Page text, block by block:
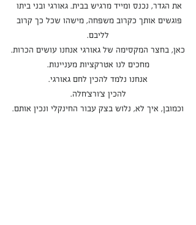
את הגדר, נכנס ומייד מרגיש בבית. גאורגי ובני ביתו
פוגשים אותך כקרוב משפחה, מישהו שכל כך קרוב
לליבם.
כאן, בחצר המקסימה של גאורגי אנחנו עושים הכרות.
מחכים לנו אטרקציות מעניינות.
אנחנו נלמד להכין לחם גאורגי.
להכין צ'ורצ'חלה.
וכמובן, איך לא, נלוש בצק עבור החינקלי ונכין אותם.